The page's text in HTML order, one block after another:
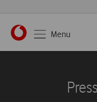
https://
Menu